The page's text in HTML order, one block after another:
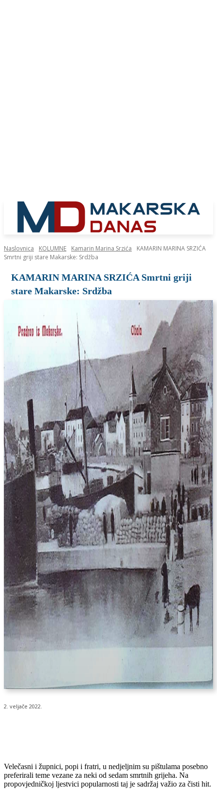
Naslovnica KOLUMNE Kamarin Marina Srzića
KAMARIN MARINA SRZIĆA
Smrtni griji stare Makarske: Srdžba
KAMARIN MARINA SRZIĆA Smrtni griji
stare Makarske: Srdžba
2. veljače 2022.
Velečasni i župnici, popi i fratri, u nedjeljnim su pištulama posebno
preferirali teme vezane za neki od sedam smrtnih grijeha. Na
propovjedničkoj ljestvici popularnosti taj je sadržaj važio za čisti hit.